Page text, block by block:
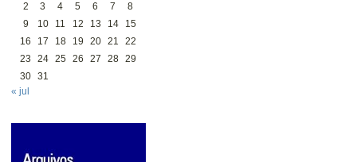
2
3 4 5 6 7
8
9
10 11 12 13 14
15
16
17 18 19 20 21
22
23
24 25 26 27 28 29
30 31
« jul